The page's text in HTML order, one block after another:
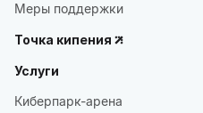
Меры поддержки
Точка кипения
Услуги
Киберпарк-арена